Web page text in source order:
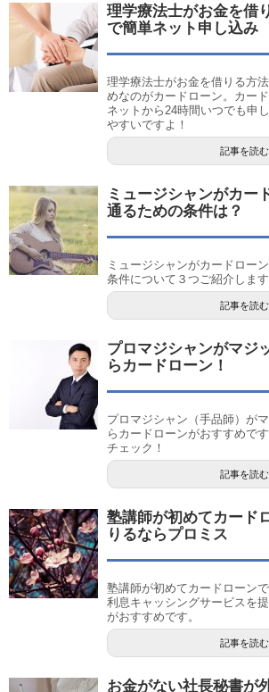
理学療法士がお金を借
で簡単ネット申し込み
理学療法士がお金を借りる方
めなのがカードローン。カー
ネットから24時間いつでも申
やすいですよ！
記事を読む
ミュージシャンがカー
通るための条件は？
ミュージシャンがカードロー
条件について３つご紹介します
記事を読む
プロマジシャンがマジ
らカードローン！
プロマジシャン（手品師）が
らカードローンがおすすめで
チェック！
記事を読む
塾講師が初めてカード
りるならプロミス
塾講師が初めてカードローン
利息キャッシングサービスを
がおすすめです。
記事を読む
お金がない社長秘書が